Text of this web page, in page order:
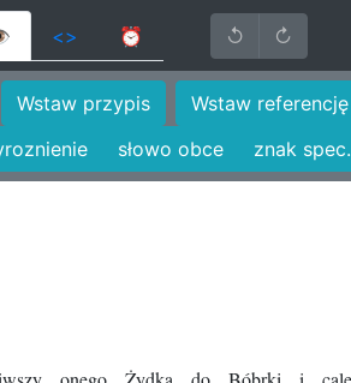
<> ⏰ ↺ ↻
Wstaw przypis
Wstaw referencję
słowo obce znak spec.